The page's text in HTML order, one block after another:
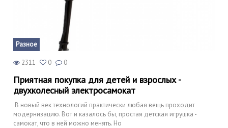
Разное
2311 0 0
Приятная покупка для детей и взрослых -
двухколесный электросамокат
В новый век технологий практически любая вещь проходит
модернизацию. Вот и казалось бы, простая детская игрушка -
самокат, что в ней можно менять. Но